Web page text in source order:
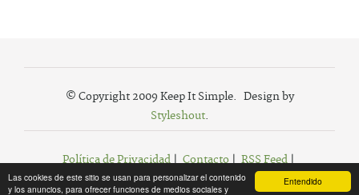
Entendido
Las cookies de este sitio se usan para personalizar el contenido
y los anuncios, para ofrecer funciones de medios sociales y
© Copyright 2009 Keep It Simple. Design by
Styleshout.
Política de Privacidad| Contacto| RSS Feed|
Agregar a Favoritos